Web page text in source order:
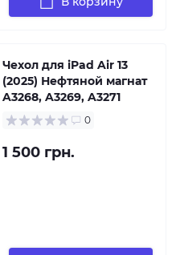
Чехол для iPad Air 13
(2025) Нефтяной магнат
A3268, A3269, A3271
0
1 500 грн.